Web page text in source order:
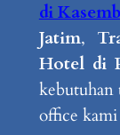
di
Jatim,
Hotel di
office